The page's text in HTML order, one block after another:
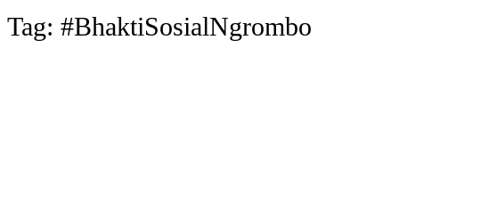
Tag: #BhaktiSosialNgrombo